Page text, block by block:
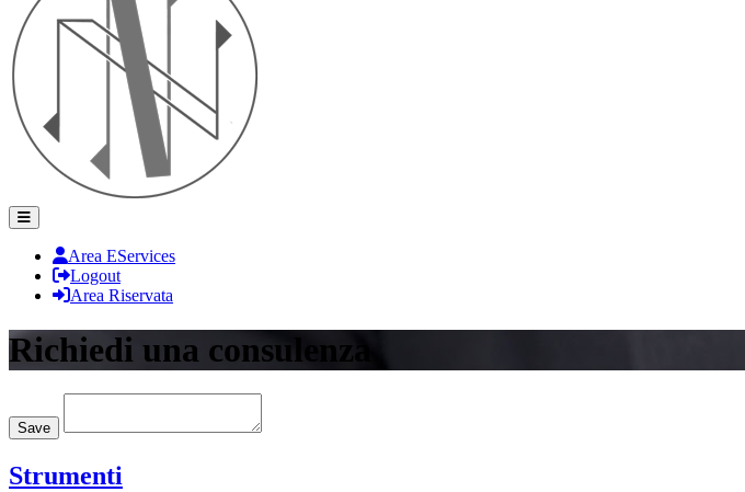
Area EServices
Logout
Area Riservata
Richiedi una consulenza
Save
Strumenti